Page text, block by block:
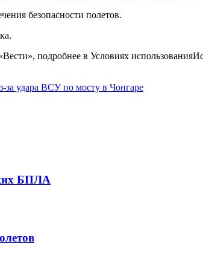
безопасности полетов.
подробнее в Условиях
удара ВСУ по мосту в Чонгаре
БПЛА